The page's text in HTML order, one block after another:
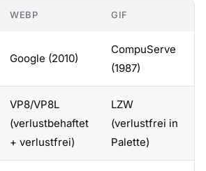
WEBP GIF
Google (2010)
CompuServe
(1987)
VP8/VP8L
(verlustbehaftet
+ verlustfrei)
LZW
(verlustfrei in
Palette)